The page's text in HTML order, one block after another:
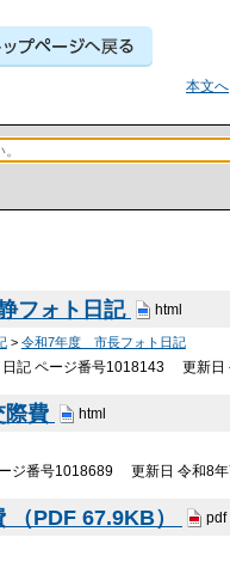
本文へ
フォト日記 html
> 令和7年度 市長フォト日記
記 ページ番号1018143 更新
費 html
ジ番号1018689 更新日 令和8
（PDF 67.9KB） pdf